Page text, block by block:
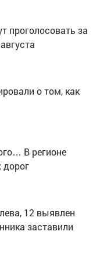
проголосовать за
о том, как
В регионе
дорог
12 выявлен
заставили